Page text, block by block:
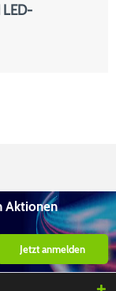
LED-
Aktionen
Jetzt anmelden